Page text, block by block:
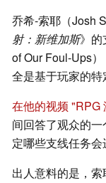
乔希-索耶（Josh
射：新维加斯》的
of Our Foul-Ups
全是基于玩家的特
在他的视频 "RPG
间回答了观众的
定哪些支线任务会
出人意料的是，